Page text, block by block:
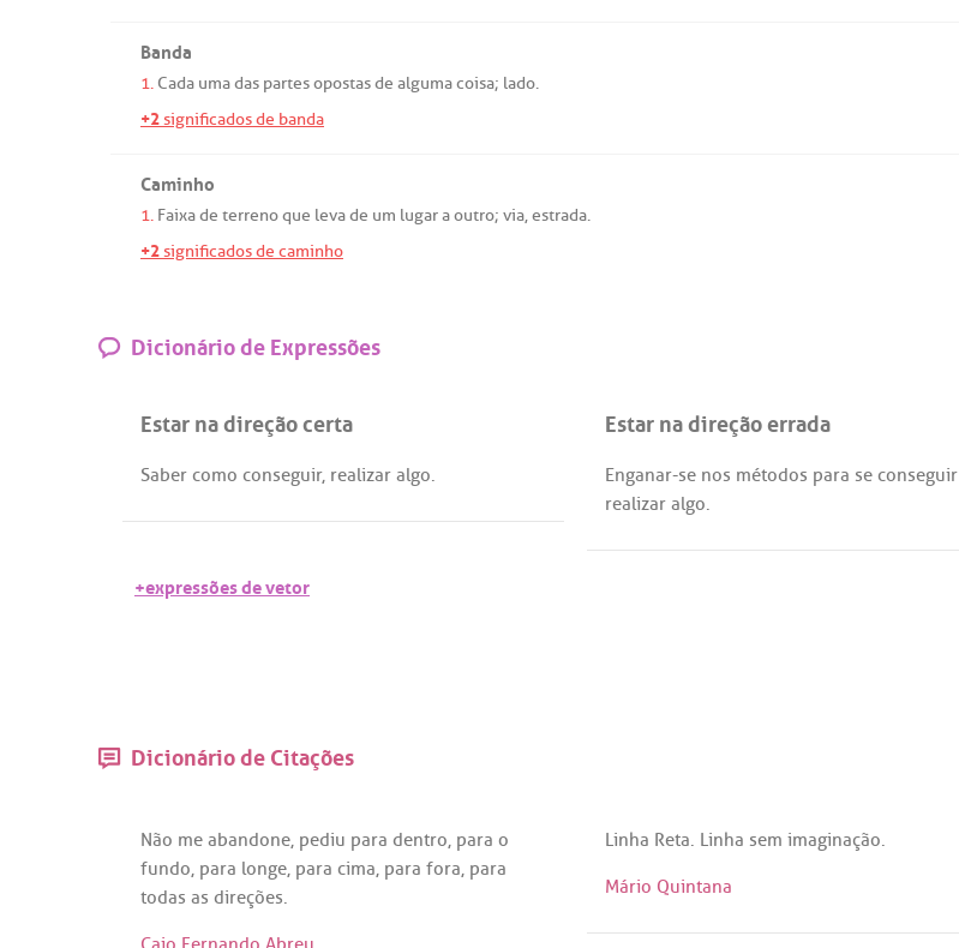
Banda
1. Cada umadas partesopostasde algumacoisa; lado.
+2significados de banda
Caminho
1. Faixade terrenoque levade um lugaraoutro; via,estrada.
+2significados de caminho
Dicionário de Expressões
Estar na direção certa
Saber como conseguir, realizar algo.
Estar na direção errada
Enganar-se nos métodos para se conseguir
realizar algo.
+expressões de vetor
Dicionário de Citações
Não me abandone, pediu para dentro, para o
fundo, para longe, para cima, para fora, para
todas as direções.
Linha Reta. Linha sem imaginação.
Mário Quintana